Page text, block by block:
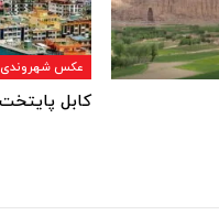
عکس شهروندی
کابل